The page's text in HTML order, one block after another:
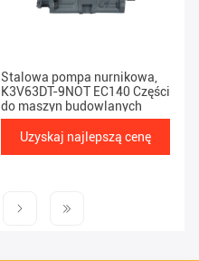
Stalowa pompa nurnikowa,
K3V63DT-9NOT EC140 Części
do maszyn budowlanych
Uzyskaj najlepszą cenę